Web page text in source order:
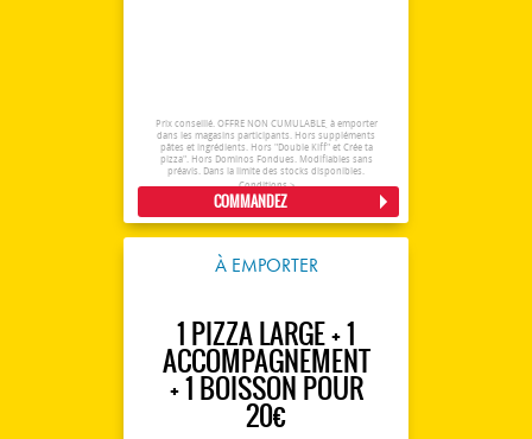
Prix conseillé. OFFRE NON CUMULABLE, à emporter
dans les magasins participants. Hors suppléments
pâtes et ingrédients. Hors "Double Kiff" et Crée ta
pizza". Hors Dominos Fondues. Modifiables sans
préavis. Dans la limite des stocks disponibles.
Conditions >
COMMANDEZ
À EMPORTER
1 PIZZA LARGE + 1
ACCOMPAGNEMENT
+ 1 BOISSON POUR
20€